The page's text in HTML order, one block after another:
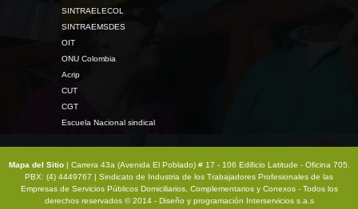
SINTRAELECOL
SINTRAEMSDES
OIT
ONU Colombia
Acrip
CUT
CGT
Escuela Nacional sindical
Mapa del Sitio | Carrera 43a (Avenida El Poblado) # 17 - 106 Edificio Latitude - Oficina 705.
PBX: (4) 4449767 | Sindicato de Industria de los Trabajadores Profesionales de las
Empresas de Servicios Públicos Domiciliarios, Complementarios y Conexos - Todos los
derechos reservados © 2014 - Diseño y programación Interservicios s.a.s